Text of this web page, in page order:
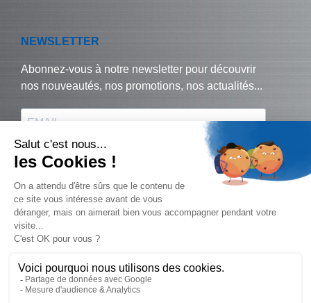
© Biralux – tous droits réservés - 2024